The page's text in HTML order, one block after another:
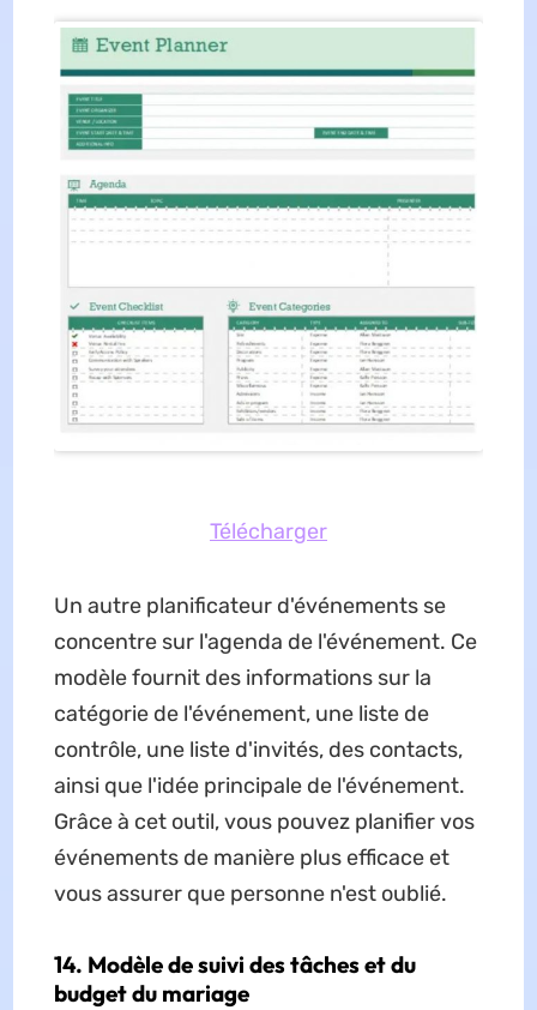
Télécharger
Un autre planificateur d'événements se
concentre sur l'agenda de l'événement. Ce
modèle fournit des informations sur la
catégorie de l'événement, une liste de
contrôle, une liste d'invités, des contacts,
ainsi que l'idée principale de l'événement.
Grâce à cet outil, vous pouvez planifier vos
événements de manière plus efficace et
vous assurer que personne n'est oublié.
14. Modèle de suivi des tâches et du
budget du mariage